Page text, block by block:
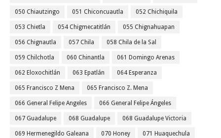
050 Chiautzingo 051 Chiconcuautla 052 Chichiquila
053 Chietla 054 Chigmecatitlán 055 Chignahuapan
056 Chignautla 057 Chila 058 Chila de la Sal
059 Chilchotla 060 Chinantla 061 Domingo Arenas
062 Eloxochitlán 063 Epatlán 064 Esperanza
065 Francisco Z Mena 065 Francisco Z. Mena
066 General Felipe Angeles 066 General Felipe Ángeles
067 Guadalupe 068 Guadalupe 068 Guadalupe Victoria
069 Hermenegildo Galeana 070 Honey 071 Huaquechula